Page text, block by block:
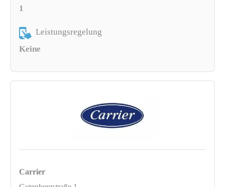
1
Leistungsregelung
Keine
Carrier